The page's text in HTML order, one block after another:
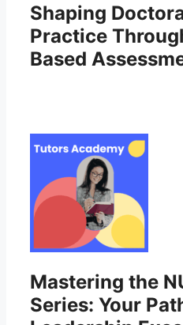
Shaping
Practice
Based
Mastering the
Series: Your